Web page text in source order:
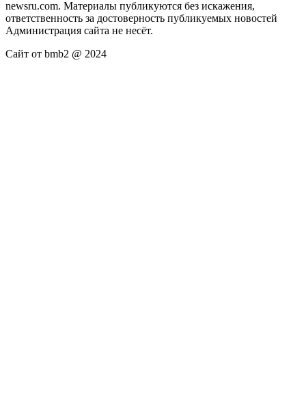
newsru.com. Материалы публикуются без искажения,
ответственность за достоверность публикуемых новостей
Администрация сайта не несёт.
Сайт от bmb2 @ 2024